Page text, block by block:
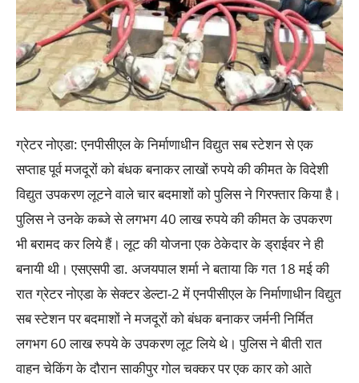
ग्रेटर नोएडा: एनपीसीएल के निर्माणाधीन विद्युत सब स्टेशन से एक
सप्ताह पूर्व मजदूरों को बंधक बनाकर लाखों रुपये की कीमत के विदेशी
विद्युत उपकरण लूटने वाले चार बदमाशों को पुलिस ने गिरफ्तार किया है।
पुलिस ने उनके कब्जे से लगभग 40 लाख रुपये की कीमत के उपकरण
भी बरामद कर लिये हैं। लूट की योजना एक ठेकेदार के ड्राईवर ने ही
बनायी थी। एसएसपी डा. अजयपाल शर्मा ने बताया कि गत 18 मई की
रात ग्रेटर नोएडा के सेक्टर डेल्टा-2 में एनपीसीएल के निर्माणाधीन विद्युत
सब स्टेशन पर बदमाशों ने मजदूरों को बंधक बनाकर जर्मनी निर्मित
लगभग 60 लाख रुपये के उपकरण लूट लिये थे। पुलिस ने बीती रात
वाहन चेकिंग के दौरान साकीपुर गोल चक्कर पर एक कार को आते